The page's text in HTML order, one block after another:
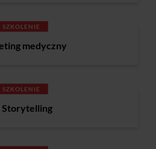
SZKOLENIE
medyczny
SZKOLENIE
Storytelling